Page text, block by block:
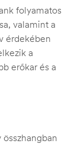
folyamatos
valamint a
érdekében
a
erőkar és a